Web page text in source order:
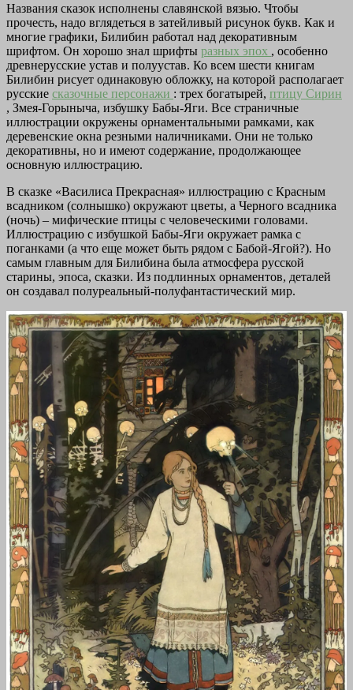
Названия сказок исполнены славянской вязью. Чтобы
прочесть, надо вглядеться в затейливый рисунок букв. Как и
многие графики, Билибин работал над декоративным
шрифтом. Он хорошо знал шрифты разных эпох , особенно
древнерусские устав и полуустав. Ко всем шести книгам
Билибин рисует одинаковую обложку, на которой располагает
русские сказочные персонажи : трех богатырей, птицу Сирин
, Змея-Горыныча, избушку Бабы-Яги. Все страничные
иллюстрации окружены орнаментальными рамками, как
деревенские окна резными наличниками. Они не только
декоративны, но и имеют содержание, продолжающее
основную иллюстрацию.
В сказке «Василиса Прекрасная» иллюстрацию с Красным
всадником (солнышко) окружают цветы, а Черного всадника
(ночь) – мифические птицы с человеческими головами.
Иллюстрацию с избушкой Бабы-Яги окружает рамка с
поганками (а что еще может быть рядом с Бабой-Ягой?). Но
самым главным для Билибина была атмосфера русской
старины, эпоса, сказки. Из подлинных орнаментов, деталей
он создавал полуреальный-полуфантастический мир.